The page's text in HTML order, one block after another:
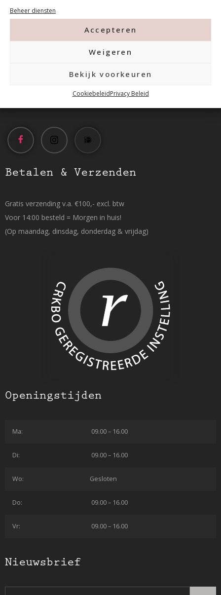
Beheer diensten
Accepteren
Weigeren
Bekijk voorkeuren
CookiebeleidPrivacy Beleid
Contact
info@mfacademy.nl
Betalen & Verzenden
Gratis verzending v.a. €100,- excl. btw
Voor 14:00 besteld = Morgen in huis!
(Op maandag, dinsdag, donderdag & vrijdag)
Openingstijden
Ma: 09.00 – 16.00
Di: 09.00 – 16.00
Wo: Gesloten
Do: 09.00 – 16.00
Vr: 09.00 – 16.00
Nieuwsbrief